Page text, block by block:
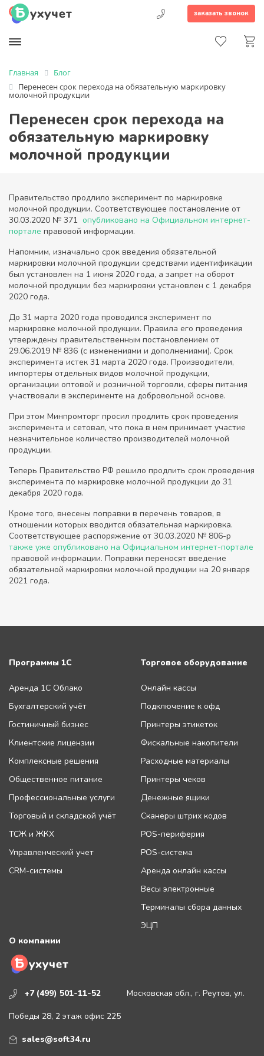
заказать звонок
Главная
Блог
Перенесен срок перехода на обязательную маркировку
молочной продукции
Перенесен срок перехода на
обязательную маркировку
молочной продукции
Правительство продлило эксперимент по маркировке
молочной продукции. Соответствующее постановление от
30.03.2020 № 371 опубликовано на Официальном интернет-
портале правовой информации.
Напомним, изначально срок введения обязательной
маркировки молочной продукции средствами идентификации
был установлен на 1 июня 2020 года, а запрет на оборот
молочной продукции без маркировки установлен с 1 декабря
2020 года.
До 31 марта 2020 года проводился эксперимент по
маркировке молочной продукции. Правила его проведения
утверждены правительственным постановлением от
29.06.2019 № 836 (с изменениями и дополнениями). Срок
эксперимента истек 31 марта 2020 года. Производители,
импортеры отдельных видов молочной продукции,
организации оптовой и розничной торговли, сферы питания
участвовали в эксперименте на добровольной основе.
При этом Минпромторг просил продлить срок проведения
эксперимента и сетовал, что пока в нем принимает участие
незначительное количество производителей молочной
продукции.
Теперь Правительство РФ решило продлить срок проведения
эксперимента по маркировке молочной продукции до 31
декабря 2020 года.
Кроме того, внесены поправки в перечень товаров, в
отношении которых вводится обязательная маркировка.
Соответствующее распоряжение от 30.03.2020 № 806-р
также уже опубликовано на Официальном интернет-портале
правовой информации. Поправки переносят введение
обязательной маркировки молочной продукции на 20 января
2021 года.
+7 (499) 501-11-52 Московская обл., г. Реутов, ул.
Победы 28, 2 этаж офис 225
sales@soft34.ru
Программы 1С
Аренда 1С Облако
Бухгалтерский учёт
Гостиничный бизнес
Клиентские лицензии
Комплексные решения
Общественное питание
Профессиональные услуги
Торговый и складской учёт
ТСЖ и ЖКХ
Управленческий учет
CRM-системы
Торговое оборудование
Онлайн кассы
Подключение к офд
Принтеры этикеток
Фискальные накопители
Расходные материалы
Принтеры чеков
Денежные ящики
Сканеры штрих кодов
POS-периферия
POS-система
Аренда онлайн кассы
Весы электронные
Терминалы сбора данных
ЭЦП
О компании